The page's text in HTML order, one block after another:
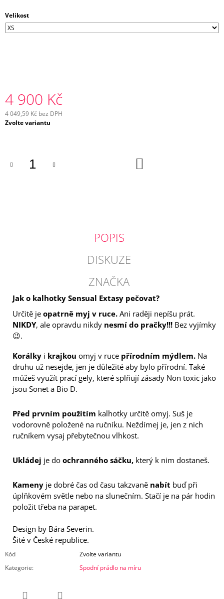
Velikost
4 900 Kč
4 049,59 Kč bez DPH
Měrná
Zvolte variantu
POPIS
DISKUZE
ZNAČKA
Jak o kalhotky Sensual Extasy pečovat?
Určitě je opatrně myj v ruce. Ani raději nepíšu prát.
NIKDY, ale opravdu nikdy nesmí do pračky!!! Bez vyjímky
😉.
Korálky i krajkou omyj v ruce přírodním mýdlem. Na
druhu už nesejde, jen je důležité aby bylo přírodní. Také
můžeš využít prací gely, které splňují zásady Non toxic jako
jsou Sonet a Bio D.
Před prvním použitím kalhotky určitě omyj. Suš je
vodorovně položené na ručníku. Neždímej je, jen z nich
ručníkem vysaj přebytečnou vlhkost.
Ukládej je do ochranného sáčku, který k nim dostaneš.
Kameny je dobré čas od času takzvaně nabít buď při
úplňkovém světle nebo na slunečním. Stačí je na pár hodin
položit třeba na parapet.
Design by Bára Severin.
Šité v České republice.
Kód
Zvolte variantu
Kategorie: Spodní prádlo na míru